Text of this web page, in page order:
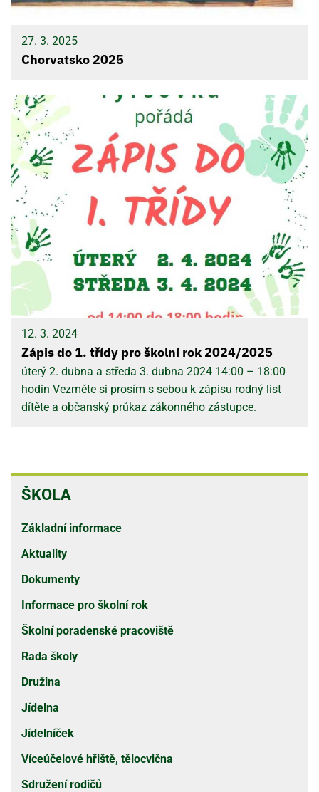
ŠKOLA
ŠKOLA
Základní informace
Aktuality
Dokumenty
Informace pro školní rok
Školní poradenské pracoviště
Rada školy
Družina
Jídelna
Jídelníček
Víceúčelové hřiště, tělocvična
Sdružení rodičů
27. 3. 2025
Chorvatsko 2025
12. 3. 2024
Zápis do 1. třídy pro školní rok 2024/2025
úterý 2. dubna a středa 3. dubna 2024 14:00 – 18:00
hodin Vezměte si prosím s sebou k zápisu rodný list
dítěte a občanský průkaz zákonného zástupce.